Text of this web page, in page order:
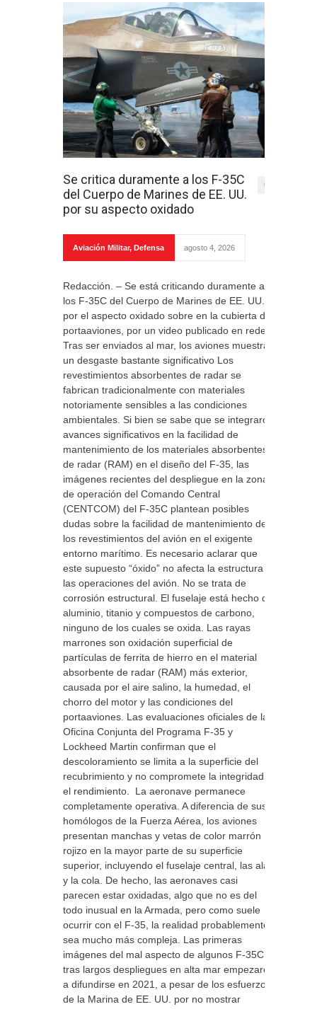
Se critica duramente a los F-35C
del Cuerpo de Marines de EE. UU.
por su aspecto oxidado
0
Aviación Militar, Defensa agosto 4, 2026
Redacción. – Se está criticando duramente a
los F-35C del Cuerpo de Marines de EE. UU.
por el aspecto oxidado sobre en la cubierta del
portaaviones, por un video publicado en redes.
Tras ser enviados al mar, los aviones muestran
un desgaste bastante significativo Los
revestimientos absorbentes de radar se
fabrican tradicionalmente con materiales
notoriamente sensibles a las condiciones
ambientales. Si bien se sabe que se integraron
avances significativos en la facilidad de
mantenimiento de los materiales absorbentes
de radar (RAM) en el diseño del F-35, las
imágenes recientes del despliegue en la zona
de operación del Comando Central
(CENTCOM) del F-35C plantean posibles
dudas sobre la facilidad de mantenimiento de
los revestimientos del avión en el exigente
entorno marítimo. Es necesario aclarar que
este supuesto “óxido” no afecta la estructura ni
las operaciones del avión. No se trata de
corrosión estructural. El fuselaje está hecho de
aluminio, titanio y compuestos de carbono,
ninguno de los cuales se oxida. Las rayas
marrones son oxidación superficial de
partículas de ferrita de hierro en el material
absorbente de radar (RAM) más exterior,
causada por el aire salino, la humedad, el
chorro del motor y las condiciones del
portaaviones. Las evaluaciones oficiales de la
Oficina Conjunta del Programa F-35 y
Lockheed Martin confirman que el
descoloramiento se limita a la superficie del
recubrimiento y no compromete la integridad ni
el rendimiento. La aeronave permanece
completamente operativa. A diferencia de sus
homólogos de la Fuerza Aérea, los aviones
presentan manchas y vetas de color marrón
rojizo en la mayor parte de su superficie
superior, incluyendo el fuselaje central, las alas
y la cola. De hecho, las aeronaves casi
parecen estar oxidadas, algo que no es del
todo inusual en la Armada, pero como suele
ocurrir con el F-35, la realidad probablemente
sea mucho más compleja. Las primeras
imágenes del mal aspecto de algunos F-35C
tras largos despliegues en alta mar empezaron
a difundirse en 2021, a pesar de los esfuerzos
de la Marina de EE. UU. por no mostrar